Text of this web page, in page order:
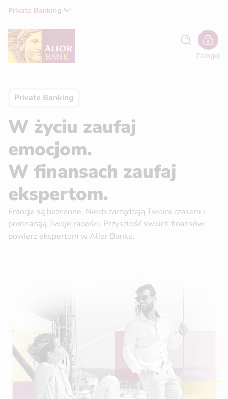
Private Banking
Zaloguj
Private Banking
W życiu zaufaj
emocjom.
W finansach zaufaj
ekspertom.
Emocje są bezcenne. Niech zarządzają Twoim czasem i
pomnażają Twoje radości. Przyszłość swoich finansów
powierz ekspertom w Alior Banku.